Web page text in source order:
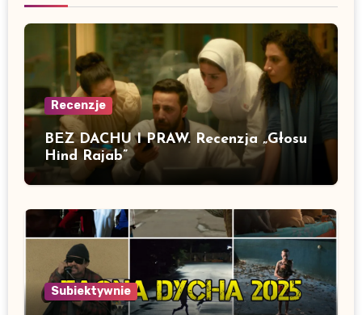
Recenzje
BEZ DACHU I PRAW. Recenzja „Głosu
Hind Rajab”
Subiektywnie